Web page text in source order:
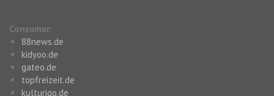
Consumer:
88news.de
kidyoo.de
gateo.de
topfreizeit.de
kulturigo.de